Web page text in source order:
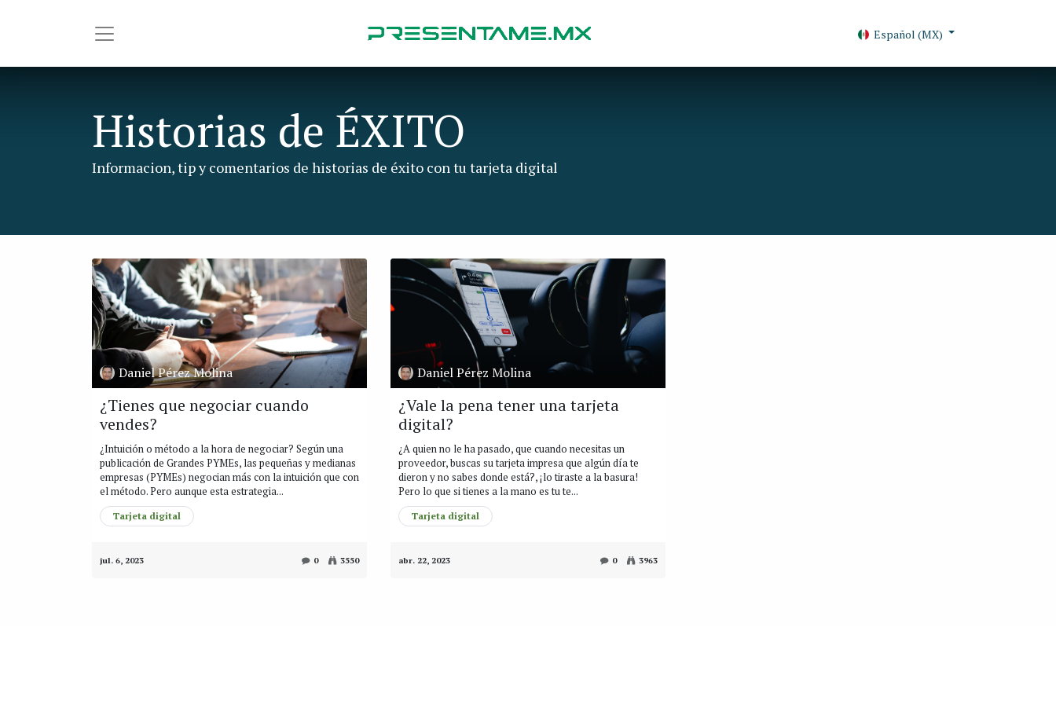
Español (MX)
Historias de ÉXITO
Informacion, tip y comentarios de historias de éxito con tu tarjeta digital
Daniel Pérez Molina
¿Tienes que negociar cuando
vendes?
¿Intuición o método a la hora de negociar? Según una
publicación de Grandes PYMEs, las pequeñas y medianas
empresas (PYMEs) negocian más con la intuición que con
el método. Pero aunque esta estrategia...
Tarjeta digital
jul. 6, 2023 0 3550
Daniel Pérez Molina
¿Vale la pena tener una tarjeta
digital?
¿A quien no le ha pasado, que cuando necesitas un
proveedor, buscas su tarjeta impresa que algún día te
dieron y no sabes donde está?, ¡lo tiraste a la basura!
Pero lo que si tienes a la mano es tu te...
Tarjeta digital
abr. 22, 2023 0 3963